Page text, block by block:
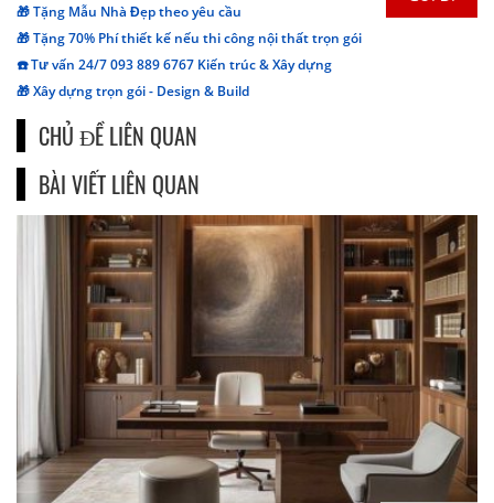
🎁 Tặng Mẫu Nhà Đẹp theo yêu cầu
🎁 Tặng 70% Phí thiết kế nếu thi công nội thất trọn gói
☎️ Tư vấn 24/7 093 889 6767 Kiến trúc & Xây dựng
🎁 Xây dựng trọn gói - Design & Build
CHỦ ĐỀ LIÊN QUAN
BÀI VIẾT LIÊN QUAN